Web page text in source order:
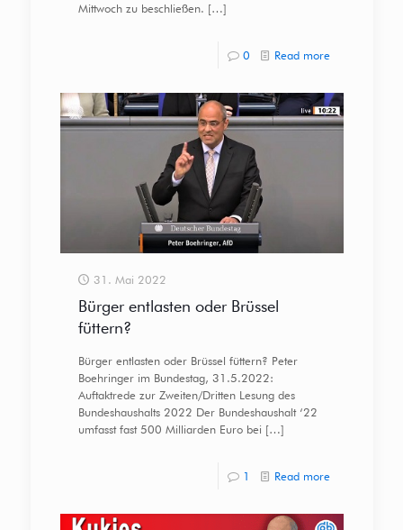
Mittwoch zu beschließen. […]
0 Read more
31. Mai 2022
Bürger entlasten oder Brüssel
füttern?
Bürger entlasten oder Brüssel füttern? Peter
Boehringer im Bundestag, 31.5.2022:
Auftaktrede zur Zweiten/Dritten Lesung des
Bundeshaushalts 2022 Der Bundeshaushalt ‘22
umfasst fast 500 Milliarden Euro bei […]
1 Read more